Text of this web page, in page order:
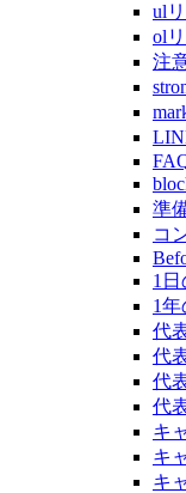
ul
ol
注
準
コ
1日
1年
代
代
代
代
キ
キ
キ